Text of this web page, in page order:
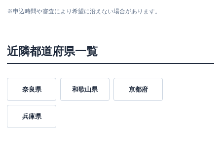
※申込時間や審査により希望に沿えない場合があります。
近隣都道府県一覧
奈良県 和歌山県 京都府
兵庫県